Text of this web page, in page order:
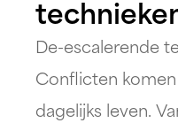
De-escalerende
Conflicten
dagelijks leven.